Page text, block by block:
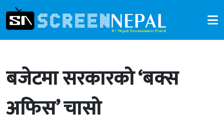
बजेटमा सरकारको ‘बक्स
अफिस’ चासो